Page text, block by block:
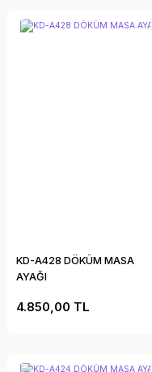
KD-A428 DÖKÜM MASA
AYAĞI
4.850,00 TL